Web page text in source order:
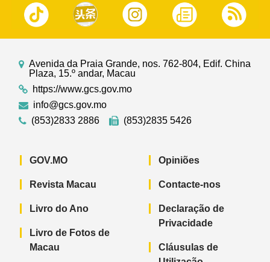
Avenida da Praia Grande, nos. 762-804, Edif. China
Plaza, 15.º andar, Macau
https://www.gcs.gov.mo
info@gcs.gov.mo
(853)2833 2886
(853)2835 5426
GOV.MO
Revista Macau
Livro do Ano
Livro de Fotos de
Macau
Opiniões
Contacte-nos
Declaração de
Privacidade
Cláusulas de